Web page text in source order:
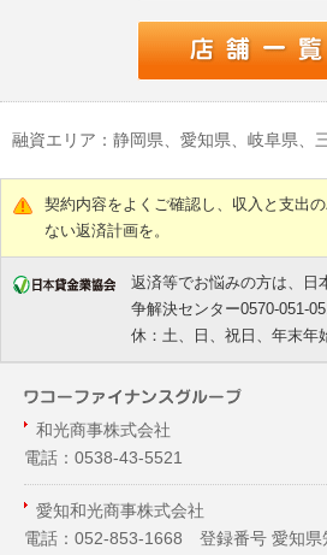
融資エリア：静岡県、愛知県、岐阜県、
契約内容をよくご確認し、収入と支出
ない返済計画を。
返済等でお悩みの方は、日
争解決センター0570-051-
休：土、日、祝日、年末年
和光商事株式会社
電話：0538-43-5521
愛知和光商事株式会社
電話：052-853-1668 登録番号 愛知県